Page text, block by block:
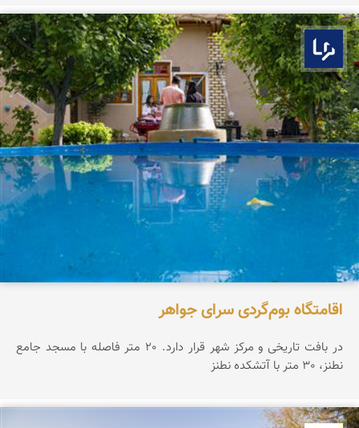
بوم ما
اقامتگاه بوم‌گردی سرای جواهر
در بافت تاریخی و مرکز شهر قرار دارد. 20 متر فاصله با مسجد جامع
نطنز، 30 متر با آتشکده نطنز